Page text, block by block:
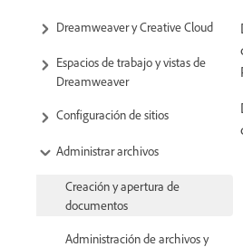
Dreamweaver y Creative Cloud
Espacios de trabajo y vistas de
Dreamweaver
Configuración de sitios
Administrar archivos
Creación y apertura de
documentos
Administración de archivos y